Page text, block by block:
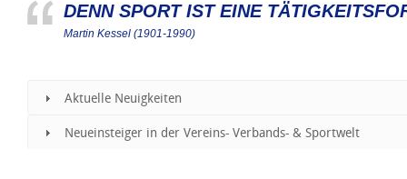
DENN SPORT IST EINE
Martin Kessel (1901-1990)
Aktuelle Neuigkeiten
Neueinsteiger in der Vereins- Verbands- & Sportwelt